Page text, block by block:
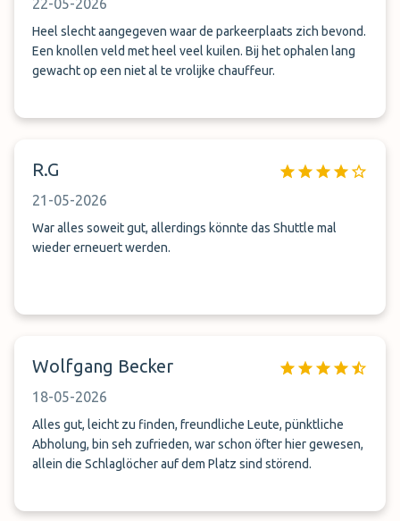
22-05-2026
Heel slecht aangegeven waar de parkeerplaats zich bevond.
Een knollen veld met heel veel kuilen. Bij het ophalen lang
gewacht op een niet al te vrolijke chauffeur.
R.G
21-05-2026
War alles soweit gut, allerdings könnte das Shuttle mal
wieder erneuert werden.
Wolfgang Becker
18-05-2026
Alles gut, leicht zu finden, freundliche Leute, pünktliche
Abholung, bin seh zufrieden, war schon öfter hier gewesen,
allein die Schlaglöcher auf dem Platz sind störend.